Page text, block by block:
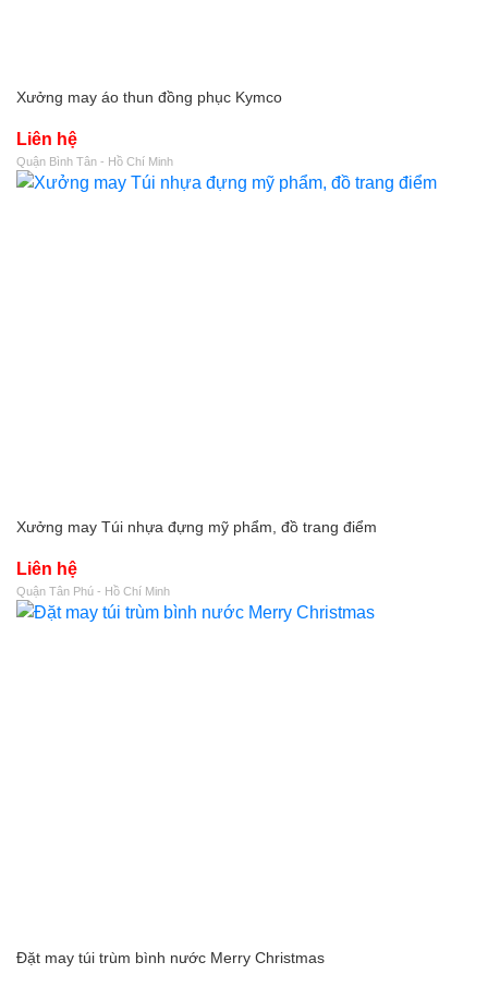
Xưởng may áo thun đồng phục Kymco
Liên hệ
Quận Bình Tân - Hồ Chí Minh
Xưởng may Túi nhựa đựng mỹ phẩm, đồ trang điểm
Liên hệ
Quận Tân Phú - Hồ Chí Minh
Đặt may túi trùm bình nước Merry Christmas